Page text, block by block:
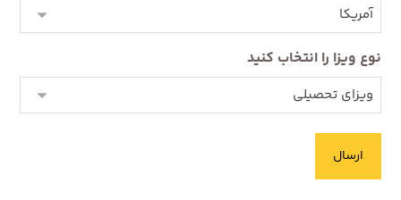
نوع ویزا را انتخاب کنید